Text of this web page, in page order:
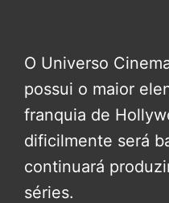
O Universo
possui o maior
franquia de
dificilmente será
continuará
séries.